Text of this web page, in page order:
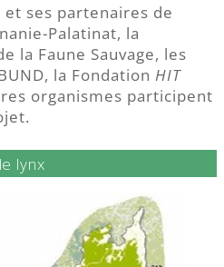
ses partenaires de
Palatinat, la
la Faune Sauvage, les
la Fondation HIT
organismes participent
lynx